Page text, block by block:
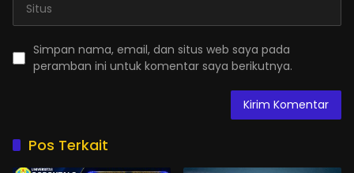
Simpan nama, email, dan situs web saya pada
peramban ini untuk komentar saya berikutnya.
Pos Terkait